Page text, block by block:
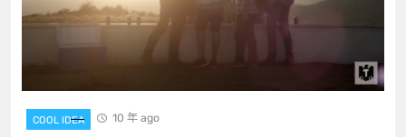
COOL IDEA 10 年 ago